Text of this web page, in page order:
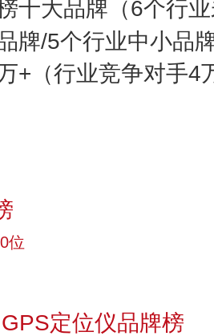
十大品牌 （6个行
牌/5个行业中小品
+ （行业竞争对手4
位
定位仪品牌榜